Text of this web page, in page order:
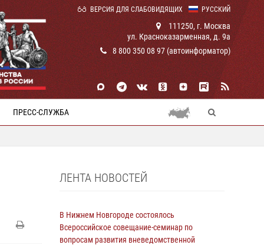
РУССКИЙ
ВЕРСИЯ ДЛЯ СЛАБОВИДЯЩИХ
111250, г. Москва
ул. Красноказарменная, д. 9а
8 800 350 08 97 (автоинформатор)
ПРЕСС-СЛУЖБА
ЛЕНТА НОВОСТЕЙ
В Нижнем Новгороде состоялось
Всероссийское совещание-семинар по
вопросам развития вневедомственной